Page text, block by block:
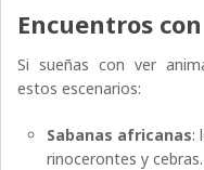
Encuentros
Si sueñas con ver
estos escenarios:
Sabanas africanas:
rinocerontes y